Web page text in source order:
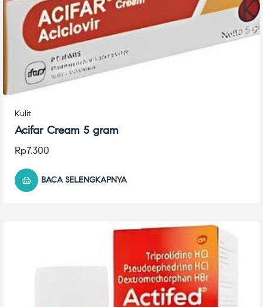
Kulit
Acifar Cream 5 gram
Rp7.300
BACA SELENGKAPNYA